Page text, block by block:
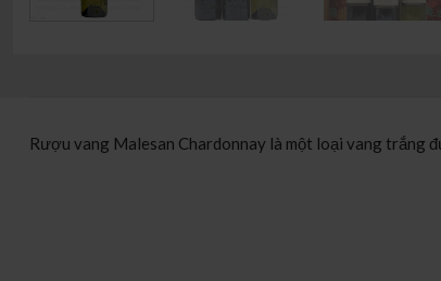
Rượu vang Malesan Chardonnay là một loại vang trắng